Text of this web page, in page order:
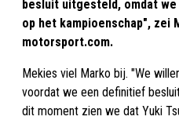
besluit uitgesteld, omdat
op het kampioenschap", zei
motorsport.com.
Mekies viel Marko bij. "We
voordat we een definitief
dit moment zien we dat Yuki